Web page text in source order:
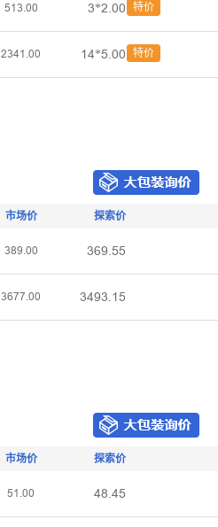
œǝŁŤřř Ł*ſŤřř 特价
ſŁȂǝŤřř ǝȂ*œŤřř 特价
市场价 探索价
ŁȬůŤřř ŁƧůŤœœ
ŁƧƚƚŤřř ŁȂůŁŤǝœ
市场价 探索价
œǝŤřř ȂȬŤȂœ